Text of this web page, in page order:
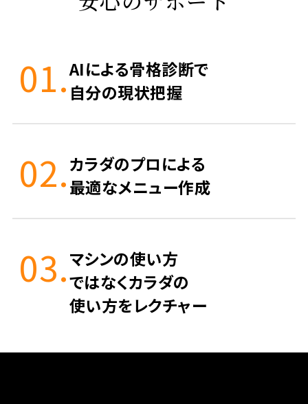
01.AIによる骨格診断で
自分の現状把握
02.カラダのプロによる
最適なメニュー作成
03.マシンの使い方
ではなくカラダの
使い方をレクチャー